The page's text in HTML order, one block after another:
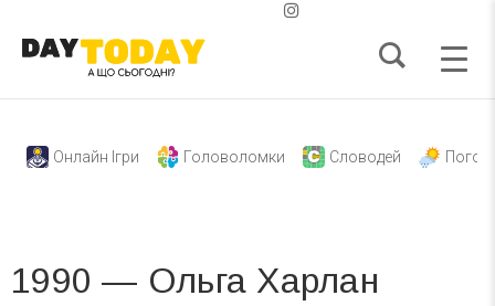
Онлайн Ігри Головоломки Словодей
1990 — Ольга Харлан